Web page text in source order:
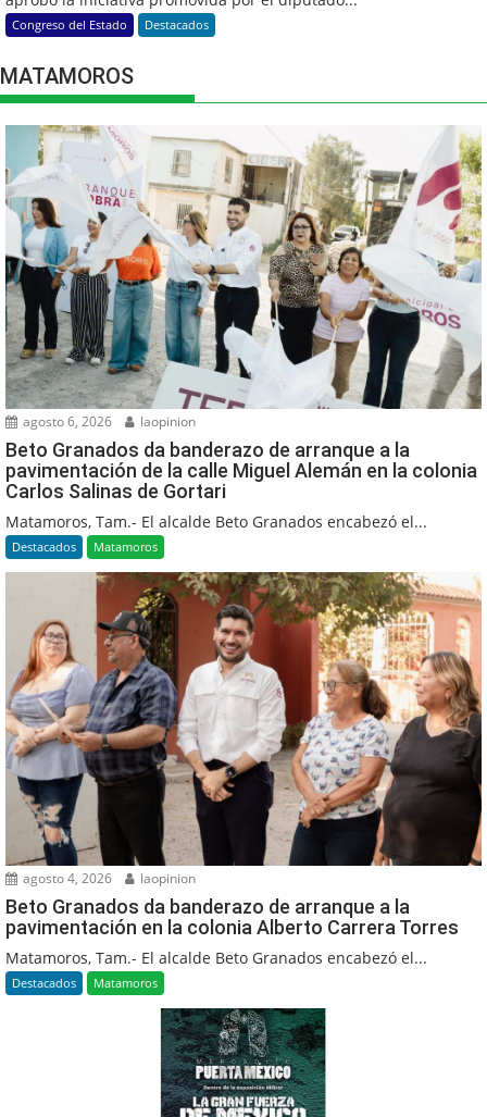
Congreso del Estado Destacados
MATAMOROS
agosto 6, 2026 laopinion
Beto Granados da banderazo de arranque a la
pavimentación de la calle Miguel Alemán en la colonia
Carlos Salinas de Gortari
Matamoros, Tam.- El alcalde Beto Granados encabezó el...
Destacados Matamoros
agosto 4, 2026 laopinion
Beto Granados da banderazo de arranque a la
pavimentación en la colonia Alberto Carrera Torres
Matamoros, Tam.- El alcalde Beto Granados encabezó el...
Destacados Matamoros